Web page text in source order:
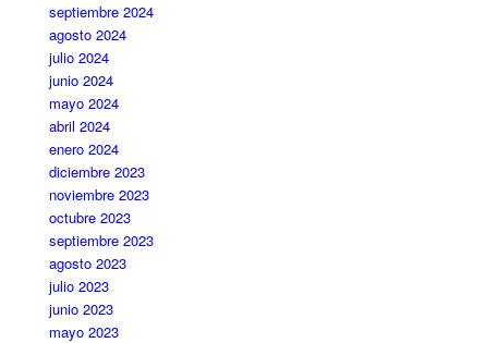
septiembre 2024
agosto 2024
julio 2024
junio 2024
mayo 2024
abril 2024
enero 2024
diciembre 2023
noviembre 2023
octubre 2023
septiembre 2023
agosto 2023
julio 2023
junio 2023
mayo 2023